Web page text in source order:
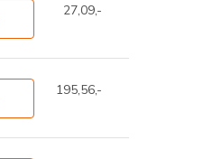
27,09,-
195,56,-